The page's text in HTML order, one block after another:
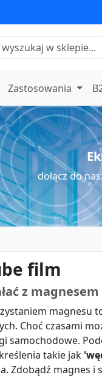
Zastosowania
dołącz do
film
z
magnesu
Choć czasami
samochodowe.
takie jak
Zdobądź magnes